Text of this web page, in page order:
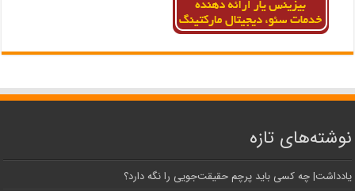
نوشته‌های تازه
یادداشت| ‌چه کسی باید پرچم حقیقت‌جویی را نگه دارد؟